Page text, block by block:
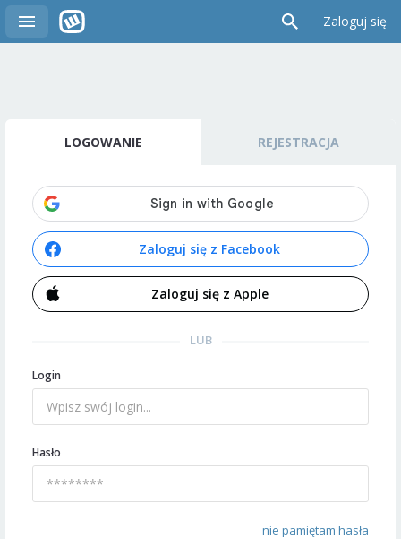
Zaloguj się
LOGOWANIE REJESTRACJA
Zaloguj się z Facebook
Zaloguj się z Apple
LUB
Login
Hasło
nie pamiętam hasła